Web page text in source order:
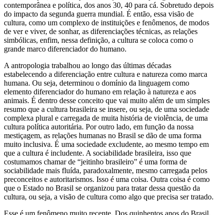
contemporânea e política, dos anos 30, 40 para cá. Sobretudo depois
do impacto da segunda guerra mundial. É então, essa visão de
cultura, como um complexo de instituições e fenômenos, de modos
de ver e viver, de sonhar, as diferenciações técnicas, as relações
simbólicas, enfim, nessa definição, a cultura se coloca como o
grande marco diferenciador do humano.
A antropologia trabalhou ao longo das últimas décadas
estabelecendo a diferenciação entre cultura e natureza como marca
humana. Ou seja, determinou o domínio da linguagem como
elemento diferenciador do humano em relação à natureza e aos
animais. É dentro desse conceito que vai muito além de um simples
resumo que a cultura brasileira se insere, ou seja, de uma sociedade
complexa plural e carregada de muita história de violência, de uma
cultura política autoritária. Por outro lado, em função da nossa
mestiçagem, as relações humanas no Brasil se dão de uma forma
muito inclusiva. É uma sociedade excludente, ao mesmo tempo em
que a cultura é includente. A sociabilidade brasileira, isso que
costumamos chamar de “jeitinho brasileiro” é uma forma de
sociabilidade mais fluída, paradoxalmente, mesmo carregada pelos
preconceitos e autoritarismos. Isso é uma coisa. Outra coisa é como
que o Estado no Brasil se organizou para tratar dessa questão da
cultura, ou seja, a visão de cultura como algo que precisa ser tratado.
Esse é um fenômeno muito recente. Dos quinhentos anos do Brasil,